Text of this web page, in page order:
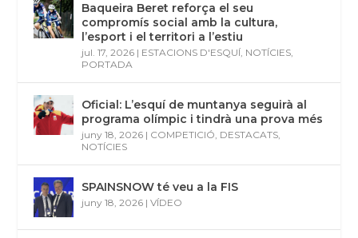
Baqueira Beret reforça el seu
compromís social amb la cultura,
l’esport i el territori a l’estiu
jul. 17, 2026 | ESTACIONS D'ESQUÍ, NOTÍCIES,
PORTADA
Oficial: L’esquí de muntanya seguirà al
programa olímpic i tindrà una prova més
juny 18, 2026 | COMPETICIÓ, DESTACATS,
NOTÍCIES
SPAINSNOW té veu a la FIS
juny 18, 2026 |VÍDEO